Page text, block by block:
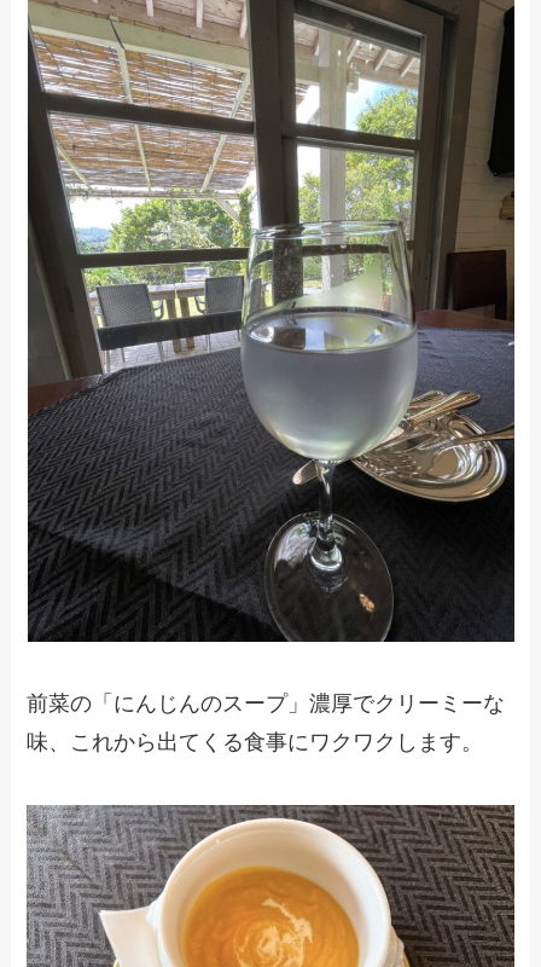
前菜の「にんじんのスープ」濃厚でクリーミーな
味、これから出てくる食事にワクワクします。